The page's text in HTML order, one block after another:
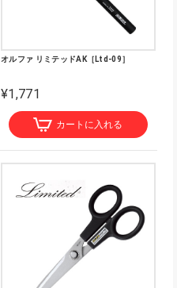
オルファ リミテッドAK［Ltd-09］
¥1,771
カートに入れる